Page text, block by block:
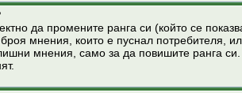
да промените ранга си (който се
броя мнения, които е пуснал потребителя,
мнения, само за да повишите ранга